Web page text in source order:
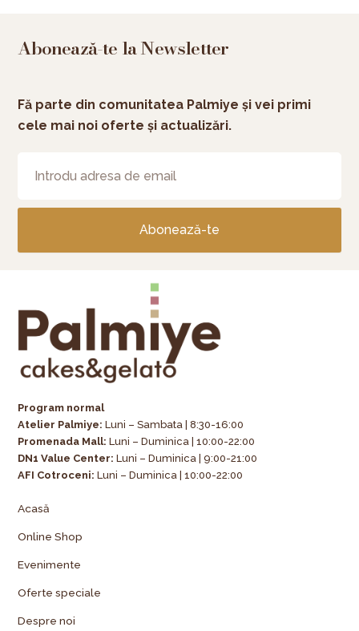
Abonează-te la Newsletter
Fă parte din comunitatea Palmiye și vei primi
cele mai noi oferte și actualizări.
Abonează-te
Program normal
Atelier Palmiye: Luni – Sambata | 8:30-16:00
Promenada Mall: Luni – Duminica | 10:00-22:00
DN1 Value Center: Luni – Duminica | 9:00-21:00
AFI Cotroceni: Luni – Duminica | 10:00-22:00
Acasă
Online Shop
Evenimente
Oferte speciale
Despre noi